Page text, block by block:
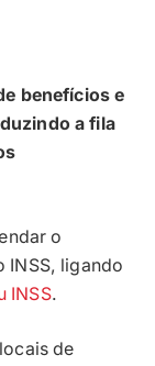
benefícios e
a fila
o
INSS, ligando
INSS.
de